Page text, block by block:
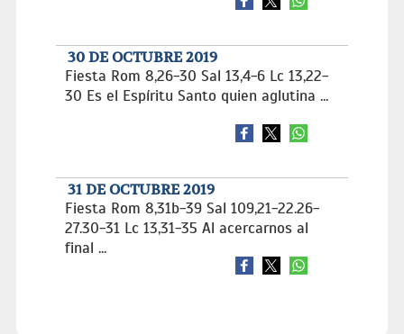
30 DE OCTUBRE 2019
Fiesta Rom 8,26-30 Sal 13,4-6 Lc 13,22-
30 Es el Espíritu Santo quien aglutina ...
31 DE OCTUBRE 2019
Fiesta Rom 8,31b-39 Sal 109,21-22.26-
27.30-31 Lc 13,31-35 Al acercarnos al
final ...